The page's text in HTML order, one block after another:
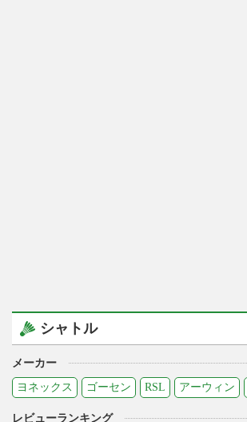
シャトル
メーカー
ヨネックス
ゴーセン RSL アーウィン
レビューランキング